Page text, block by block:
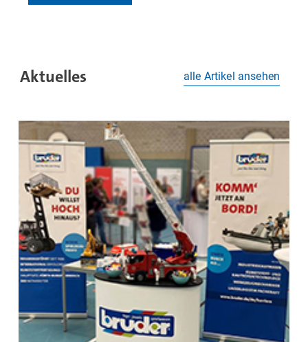
Aktuelles alle Artikel ansehen